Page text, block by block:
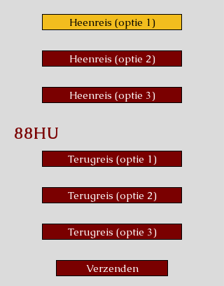
Heenreis (optie 1)
Heenreis (optie 2)
Heenreis (optie 3)
88HU
Terugreis (optie 1)
Terugreis (optie 2)
Terugreis (optie 3)
Verzenden